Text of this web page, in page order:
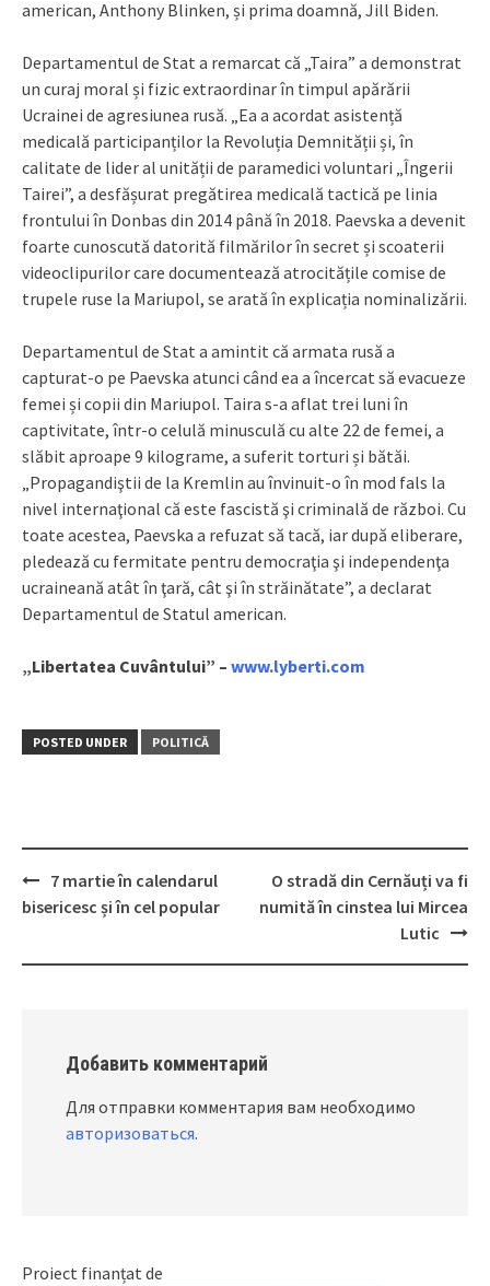
american, Anthony Blinken, și prima doamnă, Jill Biden.
Departamentul de Stat a remarcat că „Taira” a demonstrat
un curaj moral și fizic extraordinar în timpul apărării
Ucrainei de agresiunea rusă. „Ea a acordat asistență
medicală participanților la Revoluția Demnității și, în
calitate de lider al unității de paramedici voluntari „Îngerii
Tairei”, a desfășurat pregătirea medicală tactică pe linia
frontului în Donbas din 2014 până în 2018. Paevska a devenit
foarte cunoscută datorită filmărilor în secret și scoaterii
videoclipurilor care documentează atrocitățile comise de
trupele ruse la Mariupol, se arată în explicația nominalizării.
Departamentul de Stat a amintit că armata rusă a
capturat-o pe Paevska atunci când ea a încercat să evacueze
femei și copii din Mariupol. Taira s-a aflat trei luni în
captivitate, într-o celulă minusculă cu alte 22 de femei, a
slăbit aproape 9 kilograme, a suferit torturi și bătăi.
„Propagandiştii de la Kremlin au învinuit-o în mod fals la
nivel internaţional că este fascistă şi criminală de război. Cu
toate acestea, Paevska a refuzat să tacă, iar după eliberare,
pledează cu fermitate pentru democraţia şi independenţa
ucraineană atât în ​​ţară, cât şi în străinătate”, a declarat
Departamentul de Statul american.
„Libertatea Cuvântului” – www.lyberti.com
POSTED UNDER POLITICĂ
Post
7 martie în calendarul
bisericesc și în cel popular
O stradă din Cernăuți va fi
numită în cinstea lui Mircea
Lutic
Добавить комментарий
Для отправки комментария вам необходимо
авторизоваться.
Proiect finanțat de